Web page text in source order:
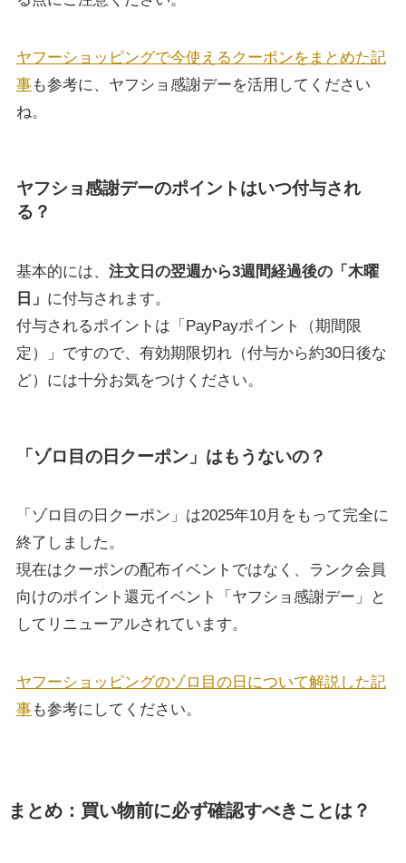
ヤフーショッピングで今使えるクーポンをまとめた記
事も参考に、ヤフショ感謝デーを活用してください
ね。
ヤフショ感謝デーのポイントはいつ付与され
る？
基本的には、 注文日の翌週から3週間経過後の「木曜
日」 に付与されます。
付与されるポイントは「PayPayポイント（期間限
定）」ですので、有効期限切れ（付与から約30日後な
ど）には十分お気をつけください。
「ゾロ目の日クーポン」はもうないの？
「ゾロ目の日クーポン」は2025年10月をもって完全に
終了しました。
現在はクーポンの配布イベントではなく、ランク会員
向けのポイント還元イベント「ヤフショ感謝デー」と
してリニューアルされています。
ヤフーショッピングのゾロ目の日について解説した記
事も参考にしてください。
まとめ：買い物前に必ず確認すべきことは？